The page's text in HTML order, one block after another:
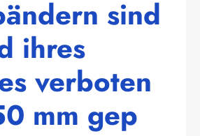
sind
ihres
verboten
mm gep